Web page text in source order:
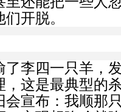
开脱。
了李四一只羊，
，这是最典型的
会宣布：我顺那